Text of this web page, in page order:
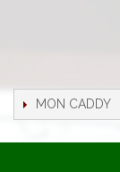
MON CADDY